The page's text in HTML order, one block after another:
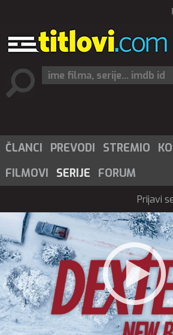
ČLANCI PREVODI STREMIO
FILMOVI
SERIJE FORUM
Prijavi